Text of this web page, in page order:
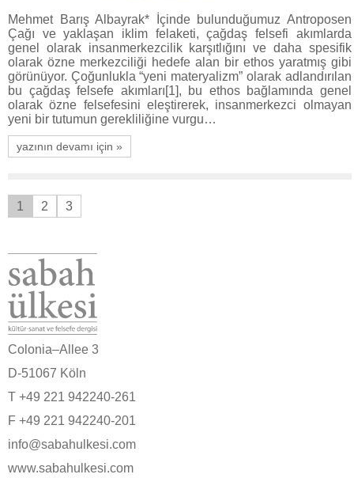
Mehmet Barış Albayrak* İçinde bulunduğumuz Antroposen
Çağı ve yaklaşan iklim felaketi, çağdaş felsefi akımlarda
genel olarak insanmerkezcilik karşıtlığını ve daha spesifik
olarak özne merkezciliği hedefe alan bir ethos yaratmış gibi
görünüyor. Çoğunlukla “yeni materyalizm” olarak adlandırılan
bu çağdaş felsefe akımları[1], bu ethos bağlamında genel
olarak özne felsefesini eleştirerek, insanmerkezci olmayan
yeni bir tutumun gerekliliğine vurgu…
yazının devamı için »
1 2 3
Colonia–Allee 3
D-51067 Köln
T +49 221 942240-261
F +49 221 942240-201
info@sabahulkesi.com
www.sabahulkesi.com